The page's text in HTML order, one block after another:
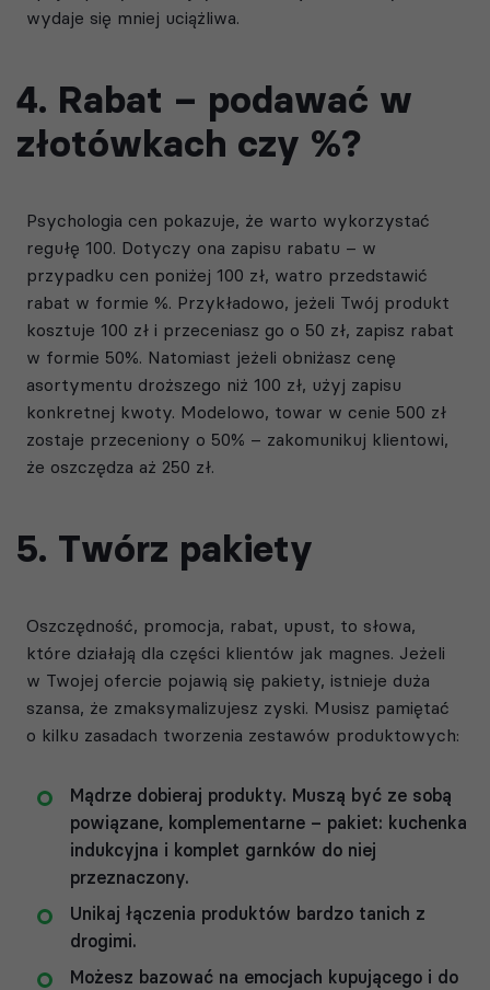
wydaje się mniej uciążliwa.
4. Rabat – podawać w
złotówkach czy %?
Psychologia cen pokazuje, że warto wykorzystać
regułę 100. Dotyczy ona zapisu rabatu – w
przypadku cen poniżej 100 zł, watro przedstawić
rabat w formie %. Przykładowo, jeżeli Twój produkt
kosztuje 100 zł i przeceniasz go o 50 zł, zapisz rabat
w formie 50%. Natomiast jeżeli obniżasz cenę
asortymentu droższego niż 100 zł, użyj zapisu
konkretnej kwoty. Modelowo, towar w cenie 500 zł
zostaje przeceniony o 50% – zakomunikuj klientowi,
że oszczędza aż 250 zł.
5. Twórz pakiety
Oszczędność, promocja, rabat, upust, to słowa,
które działają dla części klientów jak magnes. Jeżeli
w Twojej ofercie pojawią się pakiety, istnieje duża
szansa, że zmaksymalizujesz zyski. Musisz pamiętać
o kilku zasadach tworzenia zestawów produktowych:
Mądrze dobieraj produkty. Muszą być ze sobą
powiązane, komplementarne – pakiet: kuchenka
indukcyjna i komplet garnków do niej
przeznaczony.
Unikaj łączenia produktów bardzo tanich z
drogimi.
Możesz bazować na emocjach kupującego i do